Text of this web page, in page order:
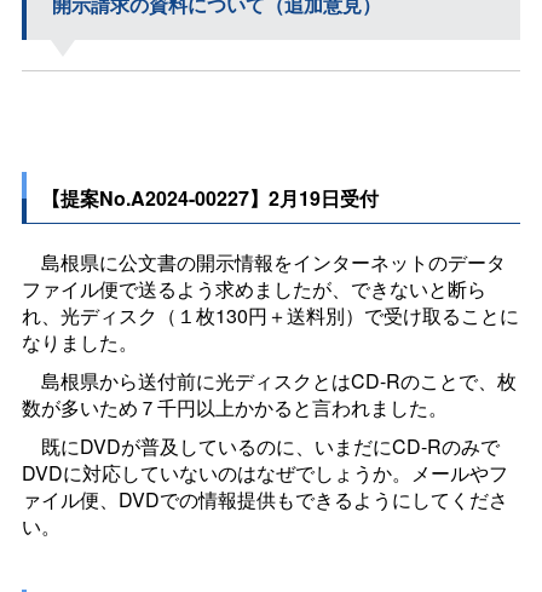
【提案No.A2024-00227】2月19日受付
島根県に公文書の開示情報をインターネットのデータ
ファイル便で送るよう求めましたが、できないと断ら
れ、光ディスク（１枚130円＋送料別）で受け取ることに
なりました。
島根県から送付前に光ディスクとはCD-Rのことで、枚
数が多いため７千円以上かかると言われました。
既にDVDが普及しているのに、いまだにCD-Rのみで
DVDに対応していないのはなぜでしょうか。メールやフ
ァイル便、DVDでの情報提供もできるようにしてくださ
い。